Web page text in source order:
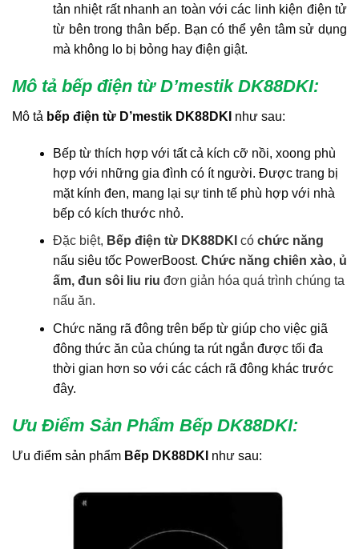
tản nhiệt rất nhanh an toàn với các linh kiện điện tử
từ bên trong thân bếp. Bạn có thể yên tâm sử dụng
mà không lo bị bỏng hay điện giật.
Mô tả bếp điện từ D’mestik DK88DKI:
Mô tả bếp điện từ D’mestik DK88DKI như sau:
Bếp từ thích hợp với tất cả kích cỡ nồi, xoong phù
hợp với những gia đình có ít người. Được trang bị
mặt kính đen, mang lại sự tinh tế phù hợp với nhà
bếp có kích thước nhỏ.
Đặc biệt, Bếp điện từ DK88DKI có chức năng
nấu siêu tốc PowerBoost. Chức năng chiên xào, ủ
ấm, đun sôi liu riu đơn giản hóa quá trình chúng ta
nấu ăn.
Chức năng rã đông trên bếp từ giúp cho việc giã
đông thức ăn của chúng ta rút ngắn được tối đa
thời gian hơn so với các cách rã đông khác trước
đây.
Ưu Điểm Sản Phẩm Bếp DK88DKI:
Ưu điểm sản phẩm Bếp DK88DKI như sau: